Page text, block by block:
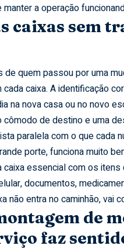
a operação
caixas sem
quem passou por uma
caixa. A identificação
na nova casa ou no novo
cômodo de destino e uma
paralela com o que cada
porte, funciona muito
essencial com os
documentos,
não entra no caminhão, vai
de
faz